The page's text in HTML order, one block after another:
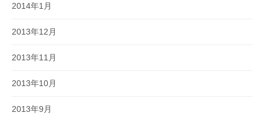
2014年1月
2013年12月
2013年11月
2013年10月
2013年9月